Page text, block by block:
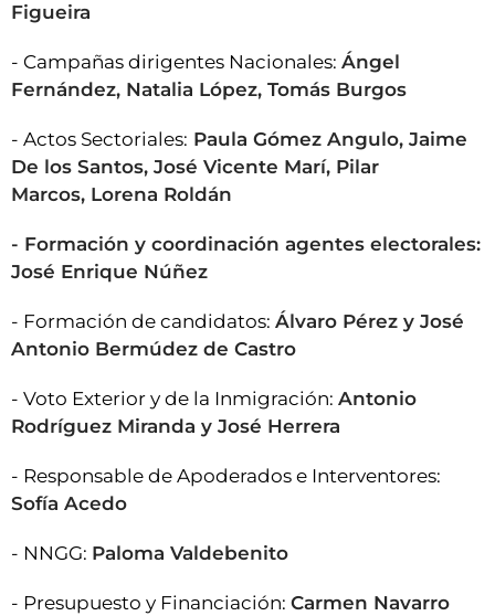
Figueira
- Campañas dirigentes Nacionales: Ángel
Fernández, Natalia López, Tomás Burgos
- Actos Sectoriales: Paula Gómez Angulo, Jaime
De los Santos, José Vicente Marí, Pilar
Marcos, Lorena Roldán
- Formación y coordinación agentes electorales:
José Enrique Núñez
- Formación de candidatos: Álvaro Pérez y José
Antonio Bermúdez de Castro
- Voto Exterior y de la Inmigración: Antonio
Rodríguez Miranda y José Herrera
- Responsable de Apoderados e Interventores:
Sofía Acedo
- NNGG: Paloma Valdebenito
- Presupuesto y Financiación: Carmen Navarro